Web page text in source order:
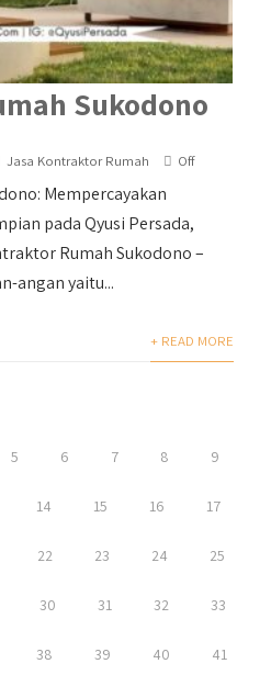
Sukodono
Jasa Kontraktor Rumah Off
Mempercayakan
pada Qyusi Persada,
Rumah Sukodono –
angan yaitu...
+ READ MORE
5 6 7 8 9
14 15 16 17
22 23 24 25
30 31 32 33
38 39 40 41